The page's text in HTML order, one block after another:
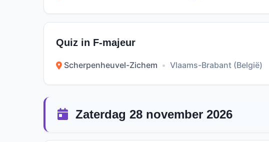
Quiz in F-majeur
Scherpenheuvel-Zichem • Vlaams-Brabant (België)
Zaterdag 28 november 2026